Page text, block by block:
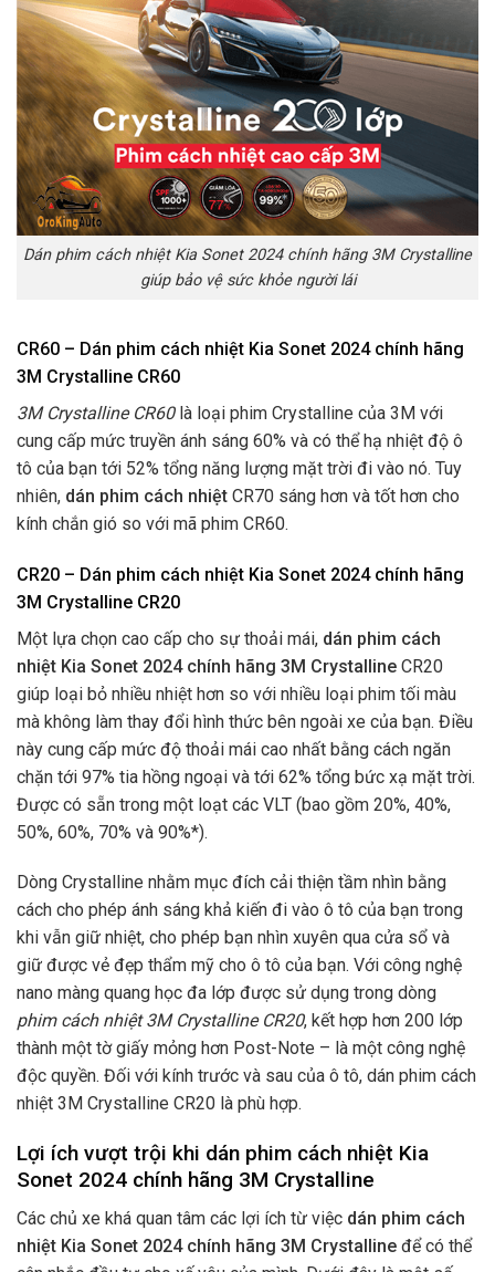
Dán phim cách nhiệt Kia Sonet 2024 chính hãng 3M Crystalline
giúp bảo vệ sức khỏe người lái
CR60 – Dán phim cách nhiệt Kia Sonet 2024 chính hãng
3M Crystalline CR60
3M Crystalline CR60là loại phim Crystalline của 3M với
cung cấp mức truyền ánh sáng 60% và có thể hạ nhiệt độ ô
tô của bạn tới 52% tổng năng lượng mặt trời đi vào nó. Tuy
nhiên, dán phim cách nhiệt CR70 sáng hơn và tốt hơn cho
kính chắn gió so với mã phim CR60.
CR20 – Dán phim cách nhiệt Kia Sonet 2024 chính hãng
3M Crystalline CR20
Một lựa chọn cao cấp cho sự thoải mái, dán phim cách
nhiệt Kia Sonet 2024 chính hãng 3M Crystalline CR20
giúp loại bỏ nhiều nhiệt hơn so với nhiều loại phim tối màu
mà không làm thay đổi hình thức bên ngoài xe của bạn. Điều
này cung cấp mức độ thoải mái cao nhất bằng cách ngăn
chặn tới 97% tia hồng ngoại và tới 62% tổng bức xạ mặt trời.
Được có sẵn trong một loạt các VLT (bao gồm 20%, 40%,
50%, 60%, 70% và 90%*).
Dòng Crystalline nhằm mục đích cải thiện tầm nhìn bằng
cách cho phép ánh sáng khả kiến đi vào ô tô của bạn trong
khi vẫn giữ nhiệt, cho phép bạn nhìn xuyên qua cửa sổ và
giữ được vẻ đẹp thẩm mỹ cho ô tô của bạn. Với công nghệ
nano màng quang học đa lớp được sử dụng trong dòng
phim cách nhiệt 3M Crystalline CR20, kết hợp hơn 200 lớp
thành một tờ giấy mỏng hơn Post-Note – là một công nghệ
độc quyền. Đối với kính trước và sau của ô tô, dán phim cách
nhiệt 3M Crystalline CR20 là phù hợp.
Lợi ích vượt trội khi dán phim cách nhiệt Kia
Sonet 2024 chính hãng 3M Crystalline
Các chủ xe khá quan tâm các lợi ích từ việc dán phim cách
nhiệt Kia Sonet 2024 chính hãng 3M Crystalline để có thể